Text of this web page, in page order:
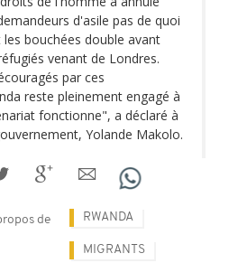
d'asile pas de quoi
bouchées double avant
venant de Londres.
par ces
reste pleinement engagé à
fonctionne", a déclaré à
Yolande Makolo.
de RWANDA
MIGRANTS